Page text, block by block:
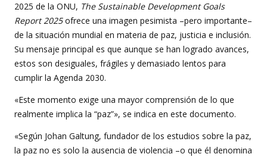
2025 de la ONU, The Sustainable Development Goals
Report 2025ofrece una imagen pesimista –pero importante–
de la situación mundial en materia de paz, justicia e inclusión.
Su mensaje principal es que aunque se han logrado avances,
estos son desiguales, frágiles y demasiado lentos para
cumplir la Agenda 2030.
«Este momento exige una mayor comprensión de lo que
realmente implica la “paz”», se indica en este documento.
«Según Johan Galtung, fundador de los estudios sobre la paz,
la paz no es solo la ausencia de violencia –o que él denomina